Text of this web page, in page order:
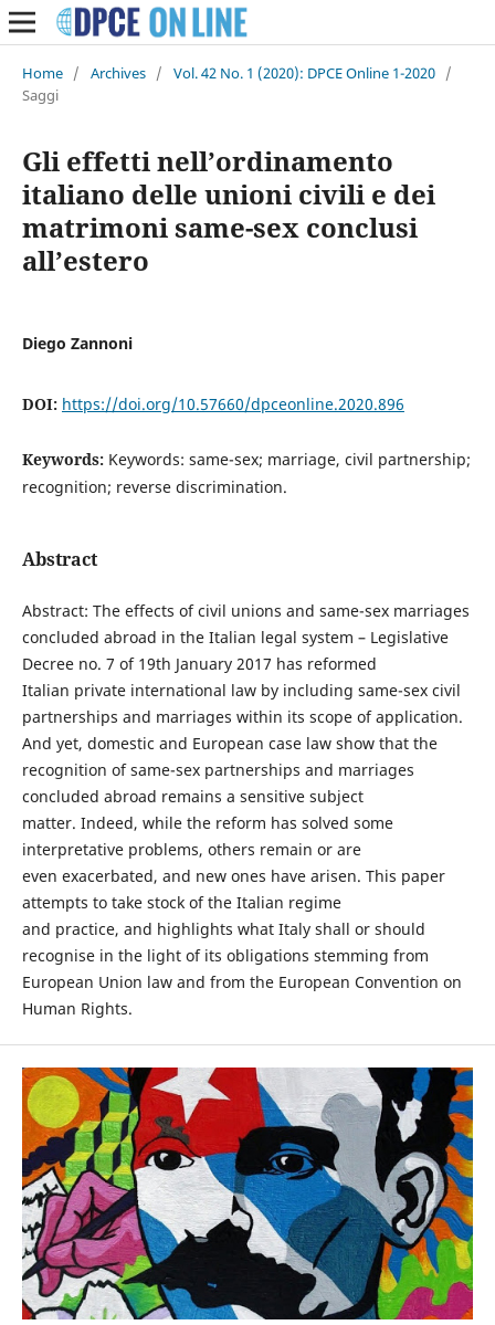
Home / Archives / Vol. 42 No. 1 (2020): DPCE Online 1-2020 /
Saggi
Gli effetti nell’ordinamento
italiano delle unioni civili e dei
matrimoni same-sex conclusi
all’estero
Diego Zannoni
DOI: https://doi.org/10.57660/dpceonline.2020.896
Keywords: Keywords: same-sex; marriage, civil partnership;
recognition; reverse discrimination.
Abstract
Abstract: The effects of civil unions and same-sex marriages
concluded abroad in the Italian legal system – Legislative
Decree no. 7 of 19th January 2017 has reformed
Italian private international law by including same-sex civil
partnerships and marriages within its scope of application.
And yet, domestic and European case law show that the
recognition of same-sex partnerships and marriages
concluded abroad remains a sensitive subject
matter. Indeed, while the reform has solved some
interpretative problems, others remain or are
even exacerbated, and new ones have arisen. This paper
attempts to take stock of the Italian regime
and practice, and highlights what Italy shall or should
recognise in the light of its obligations stemming from
European Union law and from the European Convention on
Human Rights.